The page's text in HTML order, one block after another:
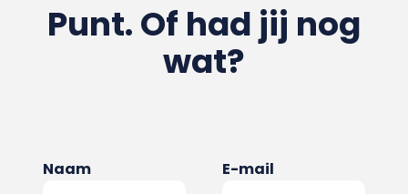
Punt. Of had jij nog
wat?
Naam E-mail